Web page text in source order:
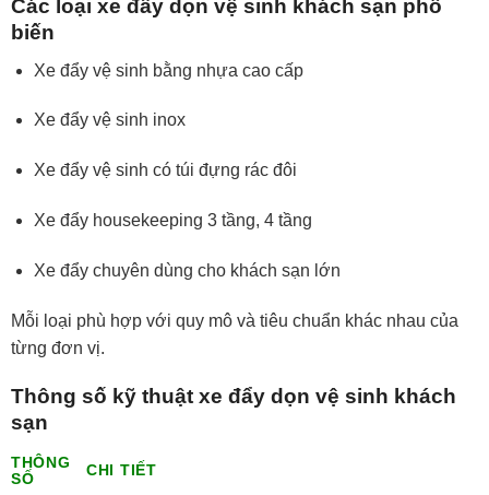
Các loại xe đẩy dọn vệ sinh khách sạn phổ
biến
Xe đẩy vệ sinh bằng nhựa cao cấp
Xe đẩy vệ sinh inox
Xe đẩy vệ sinh có túi đựng rác đôi
Xe đẩy housekeeping 3 tầng, 4 tầng
Xe đẩy chuyên dùng cho khách sạn lớn
Mỗi loại phù hợp với quy mô và tiêu chuẩn khác nhau của
từng đơn vị.
Thông số kỹ thuật xe đẩy dọn vệ sinh khách
sạn
THÔNG
SỐ
CHI TIẾT